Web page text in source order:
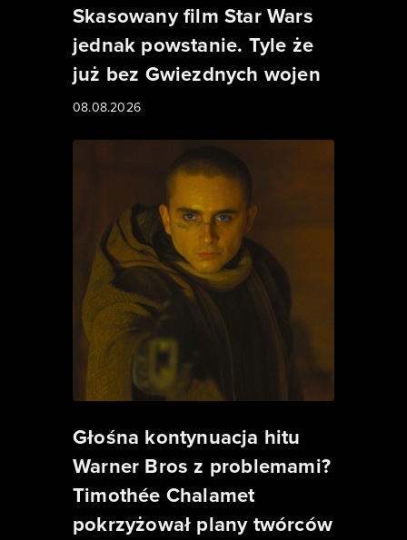
Skasowany film Star Wars
jednak powstanie. Tyle że
już bez Gwiezdnych wojen
08.08.2026
Głośna kontynuacja hitu
Warner Bros z problemami?
Timothée Chalamet
pokrzyżował plany twórców